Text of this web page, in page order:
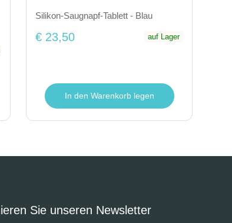
Silikon-Saugnapf-Tablett - Blau
€ 23,50 auf Lager
In den Warenkorb legen
Sie unseren Newsletter